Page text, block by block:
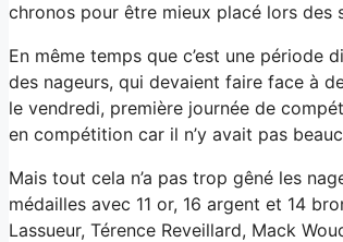
chronos pour être mieux placé lors des
En même temps que c’est une période
des nageurs, qui devaient faire face à
le vendredi, première journée de
en compétition car il n’y avait pas
Mais tout cela n’a pas trop gêné les
médailles avec 11 or, 16 argent et 14
Lassueur, Térence Reveillard, Mack